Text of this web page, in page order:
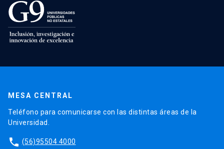
MESA CENTRAL
Teléfono para comunicarse con las distintas áreas de la
Universidad.
phone (56)95504 4000